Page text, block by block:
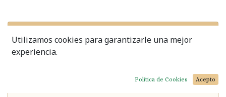
Piso en venta en Yuncos
Utilizamos cookies para garantizarle una mejor
experiencia.
Política de Cookies Acepto